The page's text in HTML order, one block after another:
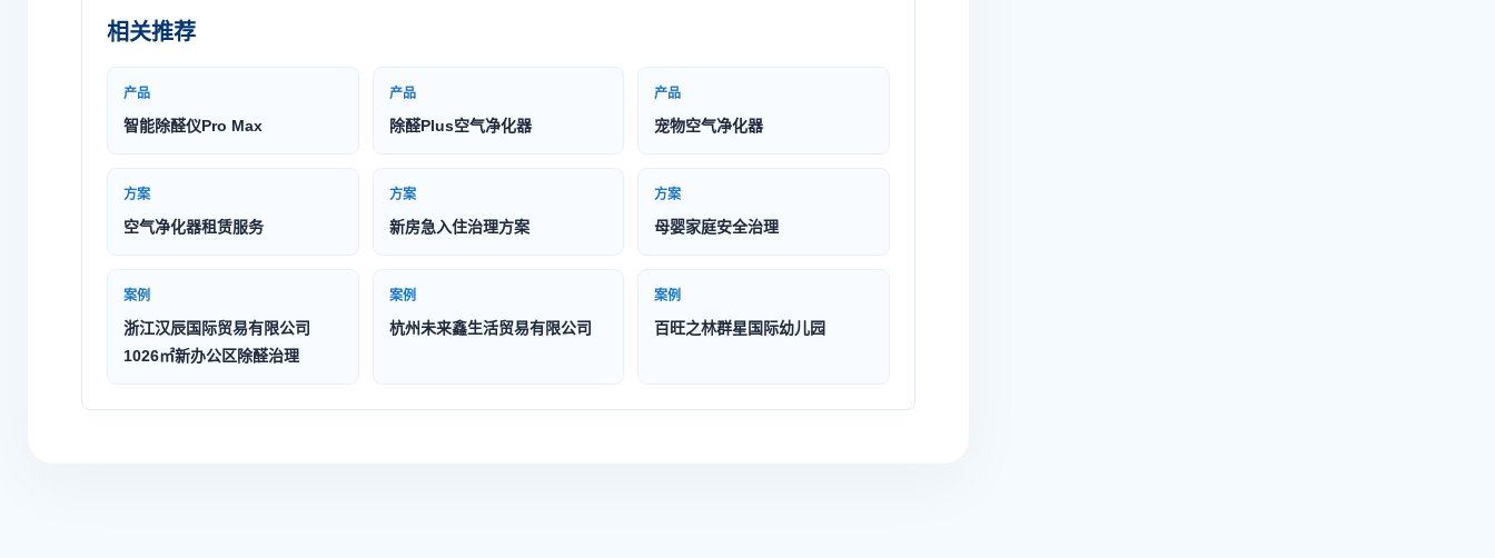
相关推荐
产品
智能除醛仪Pro Max
产品
除醛Plus空气净化器
产品
宠物空气净化器
方案
空气净化器租赁服务
方案
新房急入住治理方案
方案
母婴家庭安全治理
案例
浙江汉辰国际贸易有限公司
1026㎡新办公区除醛治理
案例
杭州未来鑫生活贸易有限公司
案例
百旺之林群星国际幼儿园